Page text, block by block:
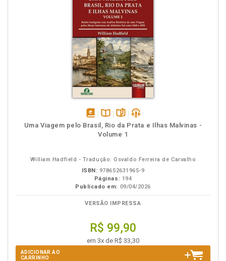
disponívelDisponível
na
páginaspodcast
Uma Viagem pelo Brasil, Rio da Prata e Ilhas Malvinas -
Volume 1
William Hadfield - Tradução: Osvaldo Ferreira de Carvalho
ISBN: 978652631965-9
Páginas: 194
Publicado em: 09/04/2026
VERSÃO IMPRESSA
R$ 99,90
em 3x de R$ 33,30
ADICIONAR AO
CARRINHO